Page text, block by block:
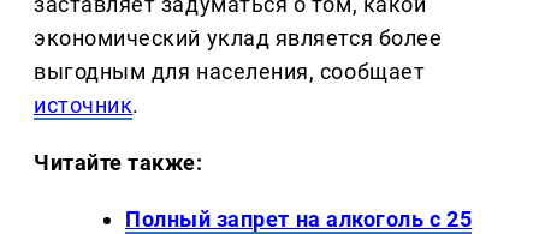
экономический уклад является более
выгодным для населения, сообщает
источник.
Читайте также:
Полный запрет на алкоголь с 25